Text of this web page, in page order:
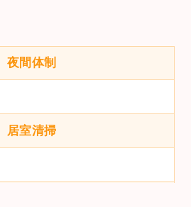
夜間体制
居室清掃